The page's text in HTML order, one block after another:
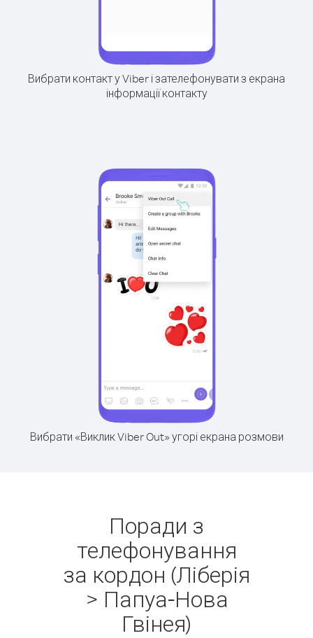
Вибрати контакт у Viber і зателефонувати з екрана
інформації контакту
Вибрати «Виклик Viber Out» угорі екрана розмови
Поради з
телефонування
за кордон (Ліберія
> Папуа-Нова
Гвінея)